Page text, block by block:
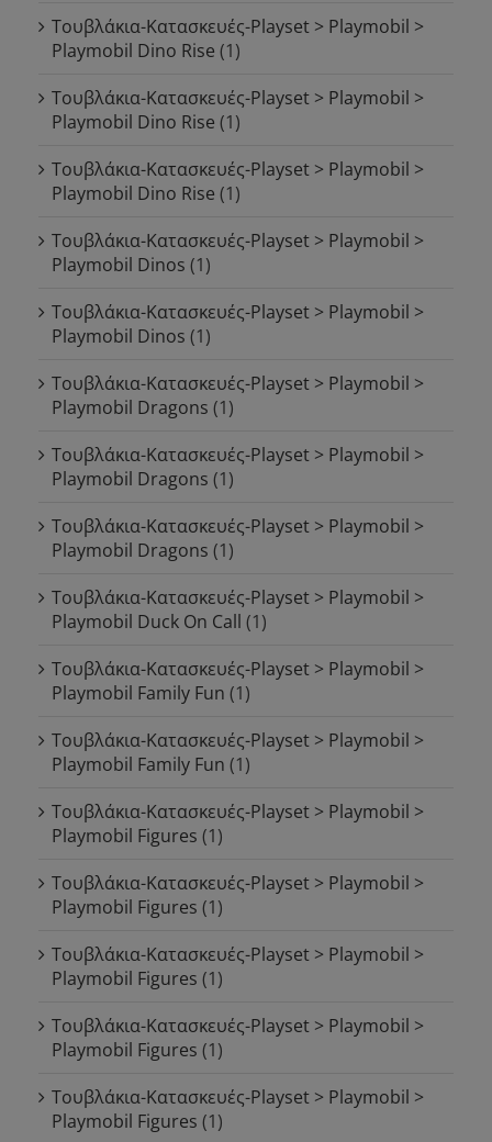
Τουβλάκια-Κατασκευές-Playset > Playmobil >
Playmobil Dino Rise (1)
Τουβλάκια-Κατασκευές-Playset > Playmobil >
Playmobil Dino Rise (1)
Τουβλάκια-Κατασκευές-Playset > Playmobil >
Playmobil Dino Rise (1)
Τουβλάκια-Κατασκευές-Playset > Playmobil >
Playmobil Dinos (1)
Τουβλάκια-Κατασκευές-Playset > Playmobil >
Playmobil Dinos (1)
Τουβλάκια-Κατασκευές-Playset > Playmobil >
Playmobil Dragons (1)
Τουβλάκια-Κατασκευές-Playset > Playmobil >
Playmobil Dragons (1)
Τουβλάκια-Κατασκευές-Playset > Playmobil >
Playmobil Dragons (1)
Τουβλάκια-Κατασκευές-Playset > Playmobil >
Playmobil Duck On Call (1)
Τουβλάκια-Κατασκευές-Playset > Playmobil >
Playmobil Family Fun (1)
Τουβλάκια-Κατασκευές-Playset > Playmobil >
Playmobil Family Fun (1)
Τουβλάκια-Κατασκευές-Playset > Playmobil >
Playmobil Figures (1)
Τουβλάκια-Κατασκευές-Playset > Playmobil >
Playmobil Figures (1)
Τουβλάκια-Κατασκευές-Playset > Playmobil >
Playmobil Figures (1)
Τουβλάκια-Κατασκευές-Playset > Playmobil >
Playmobil Figures (1)
Τουβλάκια-Κατασκευές-Playset > Playmobil >
Playmobil Figures (1)